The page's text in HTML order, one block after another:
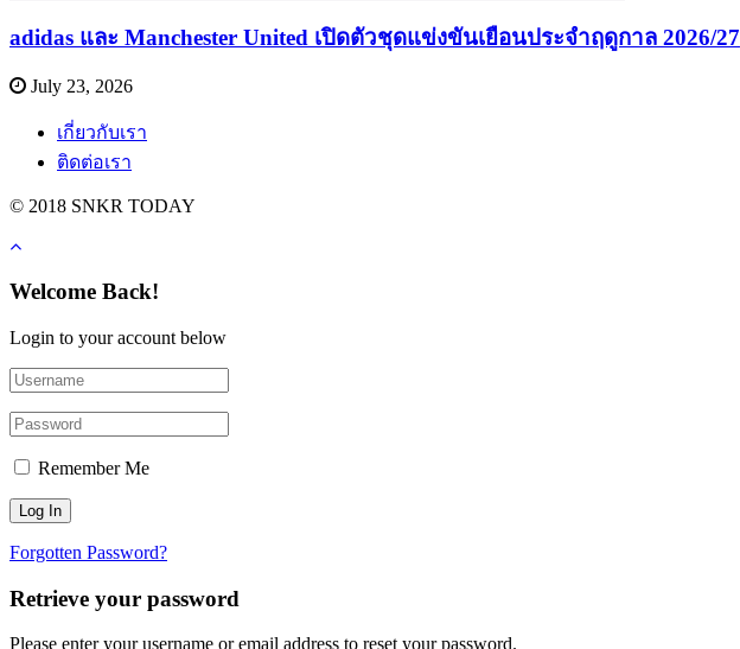
adidas และ Manchester United เปิดตัวชุดแข่งขันเยือนประจำฤดูกาล 2026/27
July 23, 2026
เกี่ยวกับเรา
ติดต่อเรา
© 2018 SNKR TODAY
Welcome Back!
Login to your account below
Remember Me
Forgotten Password?
Retrieve your password
Please enter your username or email address to reset your password.